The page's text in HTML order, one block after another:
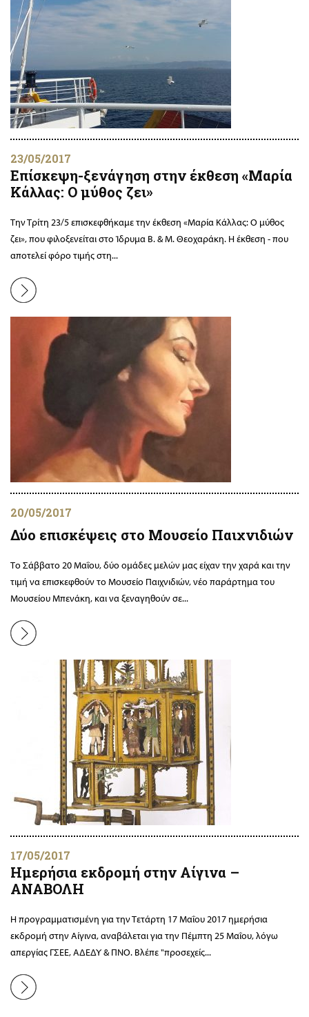
23/05/2017
Επίσκεψη-ξενάγηση στην έκθεση «Μαρία
Κάλλας: Ο μύθος ζει»
Την Τρίτη 23/5 επισκεφθήκαμε την έκθεση «Μαρία Κάλλας: Ο μύθος
ζει», που φιλοξενείται στο Ίδρυμα Β. & Μ. Θεοχαράκη. Η έκθεση - που
αποτελεί φόρο τιμής στη...
20/05/2017
Δύο επισκέψεις στο Μουσείο Παιχνιδιών
Το Σάββατο 20 Μαΐου, δύο ομάδες μελών μας είχαν την χαρά και την
τιμή να επισκεφθούν το Μουσείο Παιχνιδιών, νέο παράρτημα του
Μουσείου Μπενάκη, και να ξεναγηθούν σε...
17/05/2017
Ημερήσια εκδρομή στην Αίγινα –
ΑΝΑΒΟΛΗ
Η προγραμματισμένη για την Τετάρτη 17 Μαΐου 2017 ημερήσια
εκδρομή στην Αίγινα, αναβάλεται για την Πέμπτη 25 Μαΐου, λόγω
απεργίας ΓΣΕΕ, ΑΔΕΔΥ & ΠΝΟ. Βλέπε "προσεχείς...